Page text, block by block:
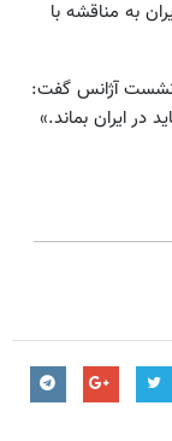
به مناقشه با
نشست آژانس گفت: